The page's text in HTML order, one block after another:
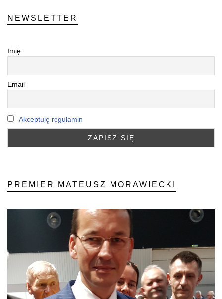
NEWSLETTER
Imię
Email
Akceptuję regulamin
PREMIER MATEUSZ MORAWIECKI